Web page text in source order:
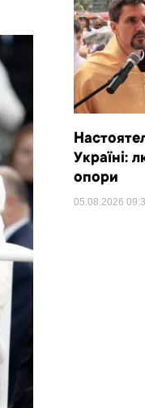
Україні:
опори
05.08.2026